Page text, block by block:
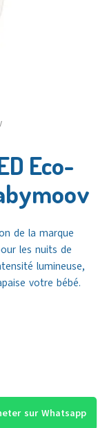
Eco-
de la marque
les nuits de
lumineuse,
votre bébé.
sur Whatsapp